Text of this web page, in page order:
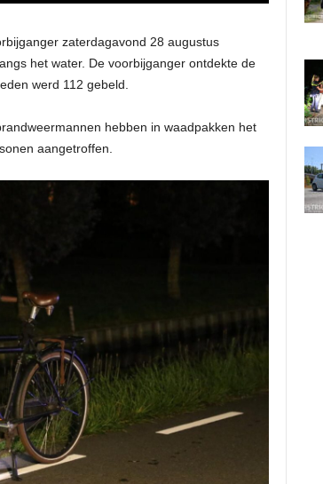
zaterdagavond 28 augustus
het water. De voorbijganger ontdekte de
werd 112 gebeld.
hebben in waadpakken het
aangetroffen.